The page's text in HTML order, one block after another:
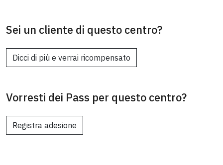
Sei un cliente di questo centro?
Dicci di più e verrai ricompensato
Vorresti dei Pass per questo centro?
Registra adesione